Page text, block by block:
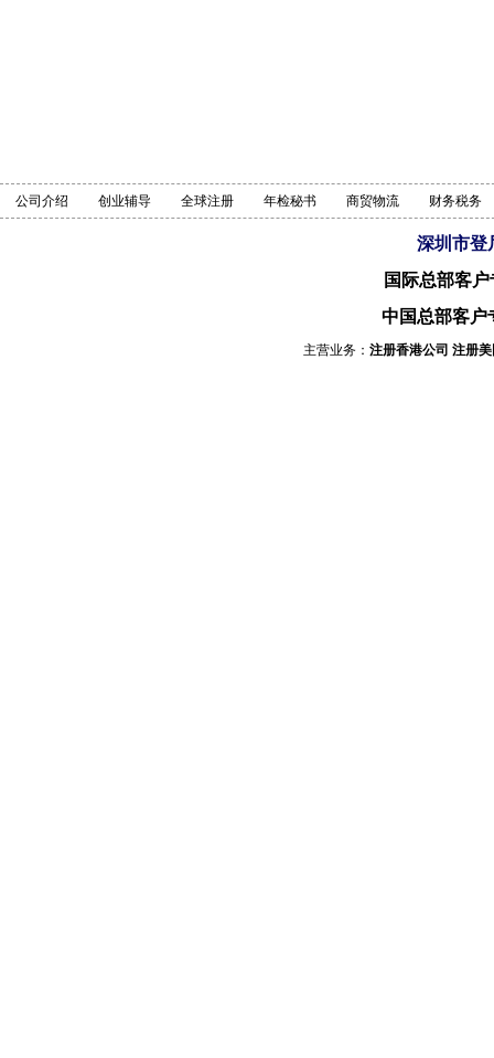
公司介绍 创业辅导 全球注册 年检秘书 商贸物流 财务税务
深圳市登
国际总部客
中国总部客户
主营业务： 注册香港公司 注册